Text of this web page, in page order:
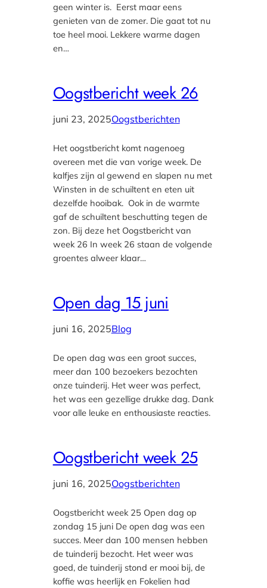
geen winter is. Eerst maar eens
genieten van de zomer. Die gaat tot nu
toe heel mooi. Lekkere warme dagen
en…
Oogstbericht week 26
juni 23, 2025Oogstberichten
Het oogstbericht komt nagenoeg
overeen met die van vorige week. De
kalfjes zijn al gewend en slapen nu met
Winsten in de schuiltent en eten uit
dezelfde hooibak. Ook in de warmte
gaf de schuiltent beschutting tegen de
zon. Bij deze het Oogstbericht van
week 26 In week 26 staan de volgende
groentes alweer klaar…
Open dag 15 juni
juni 16, 2025Blog
De open dag was een groot succes,
meer dan 100 bezoekers bezochten
onze tuinderij. Het weer was perfect,
het was een gezellige drukke dag. Dank
voor alle leuke en enthousiaste reacties.
Oogstbericht week 25
juni 16, 2025Oogstberichten
Oogstbericht week 25 Open dag op
zondag 15 juni De open dag was een
succes. Meer dan 100 mensen hebben
de tuinderij bezocht. Het weer was
goed, de tuinderij stond er mooi bij, de
koffie was heerlijk en Fokelien had